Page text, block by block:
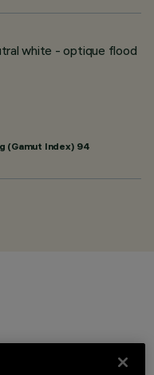
white - optique flood
(Gamut Index) 94